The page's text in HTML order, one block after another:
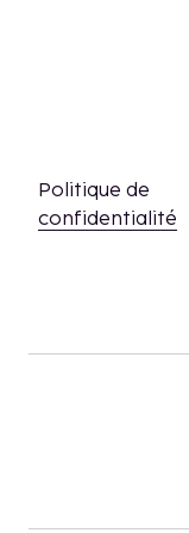
peuvent être
Piscine
Politique de
confidentialité